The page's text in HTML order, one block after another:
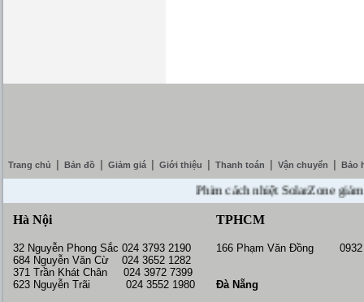
Trang chủ Bản đồ Giảm giá Giới thiệu Thanh toán Vận chuyển Bảo
Phim cách nhiệt SolarZone giảm
Hà Nội
32 Nguyễn Phong Sắc 024 3793 2190
684 Nguyễn Văn Cừ 024 3652 1282
371 Trần Khát Chân 024 3972 7399
623 Nguyễn Trãi 024 3552 1980
TPHCM
166 Phạm Văn Đồng 0932
Đà Nẵng